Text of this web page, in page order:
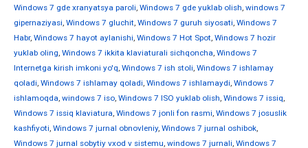
Windows 7 gde xranyatsya paroli, Windows 7 gde yuklab olish, windows 7
gipernaziyasi, Windows 7 gluchit, Windows 7 guruh siyosati, Windows 7
Habr, Windows 7 hayot aylanishi, Windows 7 Hot Spot, Windows 7 hozir
yuklab oling, Windows 7 ikkita klaviaturali sichqoncha, Windows 7
Internetga kirish imkoni yo'q, Windows 7 ish stoli, Windows 7 ishlamay
qoladi, Windows 7 ishlamay qoladi, Windows 7 ishlamaydi, Windows 7
ishlamoqda, windows 7 iso, Windows 7 ISO yuklab olish, Windows 7 issiq,
Windows 7 issiq klaviatura, Windows 7 jonli fon rasmi, Windows 7 josuslik
kashfiyoti, Windows 7 jurnal obnovleniy, Windows 7 jurnal oshibok,
Windows 7 jurnal sobytiy vxod v sistemu, windows 7 jurnali, Windows 7